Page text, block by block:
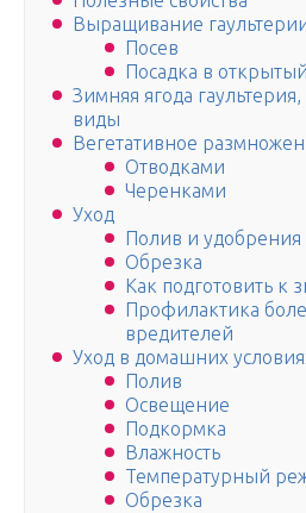
Выращивание
Посев
Посадка в
Зимняя ягода
виды
Вегетативное
Отводками
Черенками
Уход
Полив и удобрения
Обрезка
Как подготовить к
Профилактика
вредителей
Уход в домашних
Полив
Освещение
Подкормка
Влажность
Температурный
Обрезка